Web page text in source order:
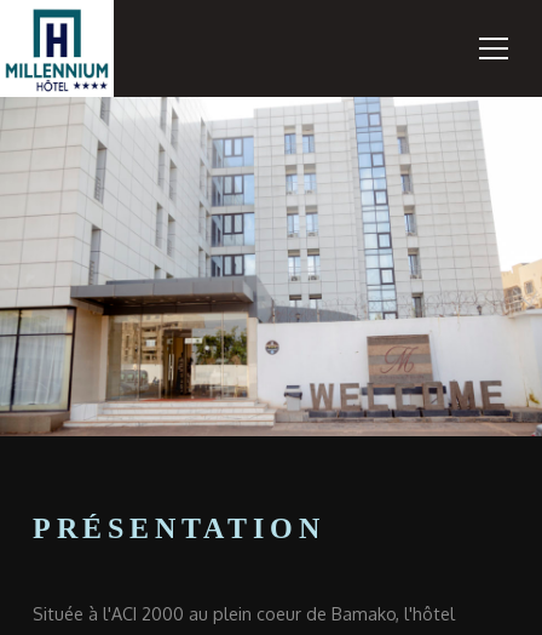
PRÉSENTATION
Située à l'ACI 2000 au plein coeur de Bamako, l'hôtel